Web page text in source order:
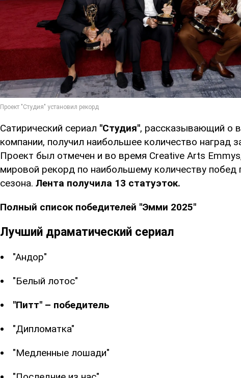
Сатирический сериал "Студия", рассказывающий о
компании, получил наибольшее количество наград
Проект был отмечен и во время Creative Arts
мировой рекорд по наибольшему количеству побед
сезона. Лента получила 13 статуэток.
Полный список победителей "Эмми 2025"
Лучший драматический сериал
"Андор"
"Белый лотос"
"Питт" – победитель
"Дипломатка"
"Медленные лошади"